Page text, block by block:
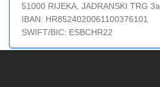
51000 RIJEKA, JADRANSKI TRG 3a
IBAN: HR8524020061100376101
SWIFT/BIC: ESBCHR22